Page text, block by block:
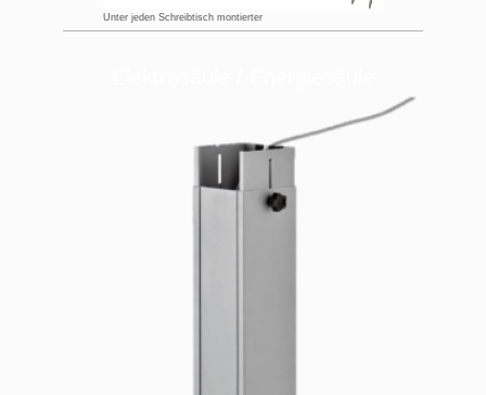
Unter jeden Schreibtisch montierter